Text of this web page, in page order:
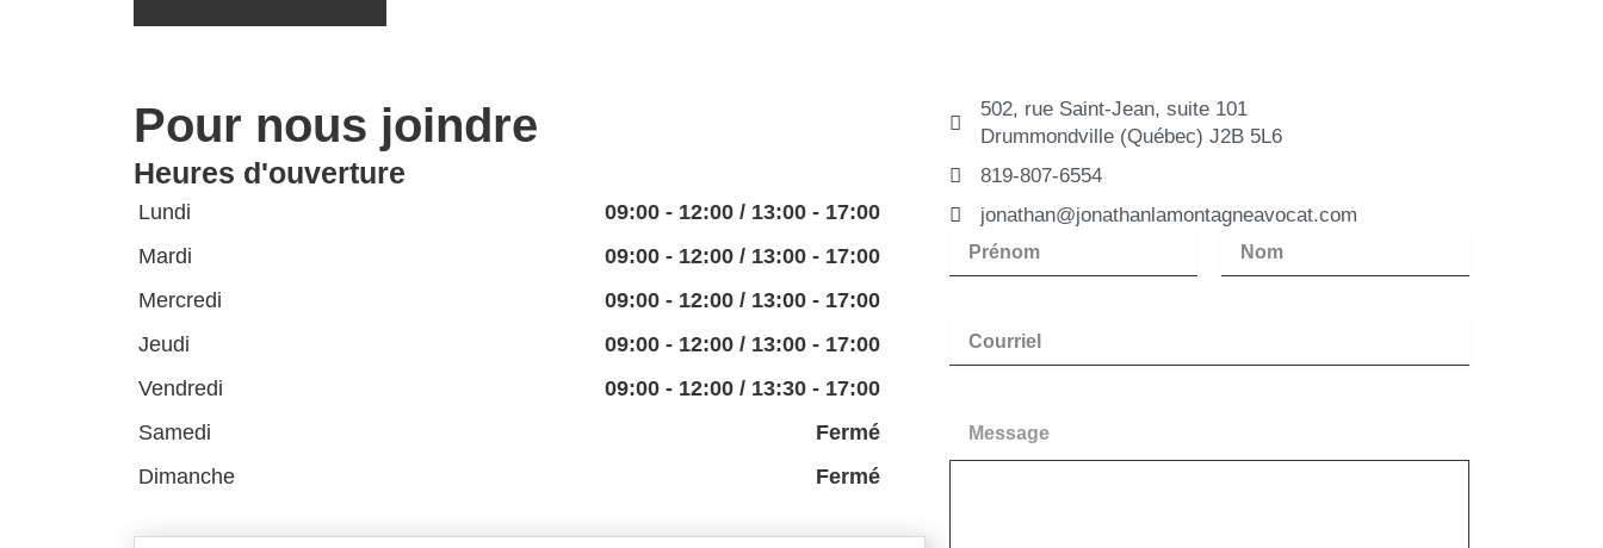
Pour nous joindre
Heures d'ouverture
Lundi
09:00 - 12:00 / 13:00 - 17:00
Mardi
09:00 - 12:00 / 13:00 - 17:00
Mercredi
09:00 - 12:00 / 13:00 - 17:00
Jeudi
09:00 - 12:00 / 13:00 - 17:00
Vendredi
09:00 - 12:00 / 13:30 - 17:00
Samedi
Fermé
Dimanche
Fermé
502, rue Saint-Jean, suite 101
Drummondville (Québec) J2B 5L6
819-807-6554
jonathan@jonathanlamontagneavocat.com
Message